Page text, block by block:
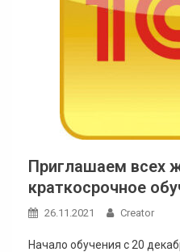
Приглашаем всех
краткосрочное
26.11.2021 Creator
Начало обучения с 20